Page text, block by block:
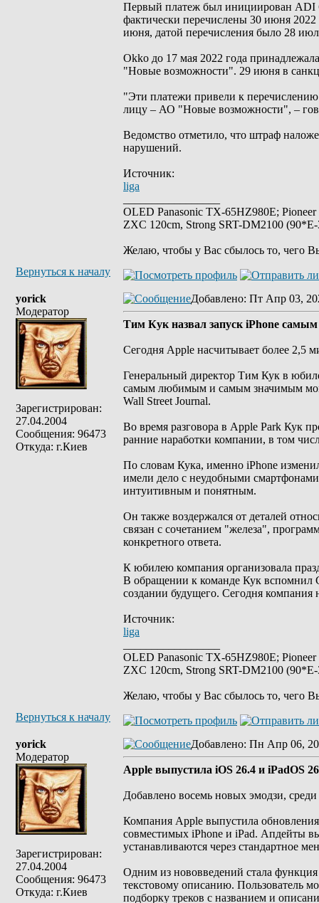
Первый платеж был инициирован ADI
фактически перечислены 30 июня
июня, датой перечисления было 28
Okko до 17 мая 2022 года
"Новые возможности". 29 июня в
"Эти платежи привели к
лицу – АО "Новые возможности", –
Ведомство отметило, что штраф
нарушений.
Источник:
liga
OLED Panasonic TX-65HZ980E;
ZXC 120cm, Strong SRT-DM2100
Желаю, чтобы у Вас сбылось то, чего
Вернуться к началу
yorick
Модератор
Зарегистрирован:
27.04.2004
Сообщения: 96473
Откуда: г.Киев
Добавлено: Пт Апр 03,
Тим Кук назвал запуск iPhone
Сегодня Apple насчитывает более 2,5
Генеральный директор Тим Кук в
самым любимым и самым значимым
Wall Street Journal.
Во время разговора в Apple Park Кук
ранние наработки компании, в том
По словам Кука, именно iPhone
имели дело с неудобными
интуитивным и понятным.
Он также воздержался от деталей
связан с сочетанием "железа",
конкретного ответа.
К юбилею компания организовала
В обращении к команде Кук вспомнил
создании будущего. Сегодня компания
Источник:
liga
OLED Panasonic TX-65HZ980E;
ZXC 120cm, Strong SRT-DM2100
Желаю, чтобы у Вас сбылось то, чего
Вернуться к началу
yorick
Модератор
Зарегистрирован:
27.04.2004
Сообщения: 96473
Откуда: г.Киев
Добавлено: Пн Апр 06,
Apple выпустила iOS 26.4 и iPadOS
Добавлено восемь новых эмодзи,
Компания Apple выпустила
совместимых iPhone и iPad. Апдейты
устанавливаются через стандартное
Одним из нововведений стала функция
текстовому описанию. Пользователь
подборку треков с названием и